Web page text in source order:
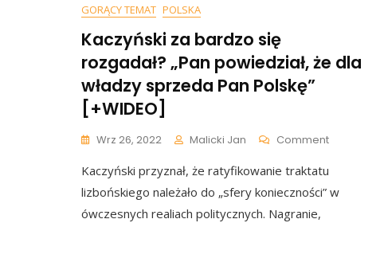
GORĄCY TEMAT POLSKA
Kaczyński za bardzo się
rozgadał? „Pan powiedział, że dla
władzy sprzeda Pan Polskę”
[+WIDEO]
Wrz 26, 2022 Malicki Jan CommentOn
Bardzo
Kaczyński przyznał, że ratyfikowanie traktatu
lizbońskiego należało do „sfery konieczności” w
ówczesnych realiach politycznych. Nagranie,